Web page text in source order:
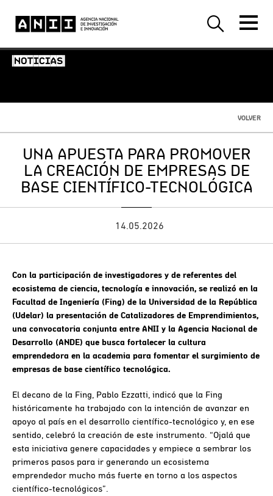
-NOTICIAS-
VOLVER
UNA APUESTA PARA PROMOVER
LA CREACIÓN DE EMPRESAS DE
BASE CIENTÍFICO-TECNOLÓGICA
14.05.2026
Con la participación de investigadores y de referentes del
ecosistema de ciencia, tecnología e innovación, se realizó en la
Facultad de Ingeniería (Fing) de la Universidad de la República
(Udelar) la presentación de Catalizadores de Emprendimientos,
una convocatoria conjunta entre ANII y la Agencia Nacional de
Desarrollo (ANDE) que busca fortalecer la cultura
emprendedora en la academia para fomentar el surgimiento de
empresas de base científico tecnológica.
El decano de la Fing, Pablo Ezzatti, indicó que la Fing
históricamente ha trabajado con la intención de avanzar en
apoyo al país en el desarrollo científico-tecnológico y, en ese
sentido, celebró la creación de este instrumento. “Ojalá que
esta iniciativa genere capacidades y empiece a sembrar los
primeros pasos para ir generando un ecosistema
emprendedor mucho más fuerte en torno a los aspectos
científico-tecnológicos”.